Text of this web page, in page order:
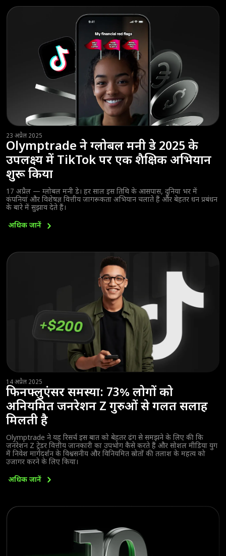
23 अप्रैल 2025
Olymptrade ने ग्लोबल मनी डे 2025 के
उपलक्ष्य में TikTok पर एक शैक्षिक अभियान
शुरू किया
17 अप्रैल — ग्लोबल मनी डे। हर साल इस तिथि के आसपास, दुनिया भर में
कंपनियां और विशेषज्ञ वित्तीय जागरूकता अभियान चलाते हैं और बेहतर धन प्रबंधन
के बारे में सुझाव देते हैं।
अधिक जानें
14 अप्रैल 2025
फिनफ्लुएंसर समस्या: 73% लोगों को
अनियमित जनरेशन Z गुरुओं से गलत सलाह
मिलती है
Olymptrade ने यह रिसर्च इस बात को बेहतर ढंग से समझने के लिए की कि
जनरेशन Z ट्रेडर वित्तीय जानकारी का उपभोग कैसे करते हैं और सोशल मीडिया युग
में निवेश मार्गदर्शन के विश्वसनीय और विनियमित स्रोतों की तलाश के महत्व को
उजागर करने के लिए किया।
अधिक जानें